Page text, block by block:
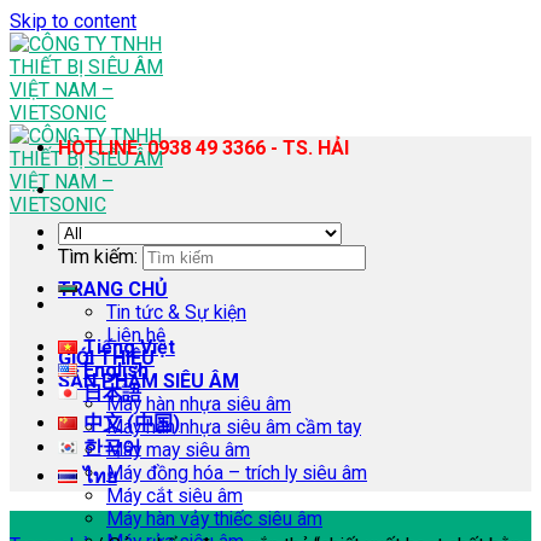
Skip to content
TRANG CHỦ
Tin tức & Sự kiện
Liên hệ
GIỚI THIỆU
SẢN PHẨM SIÊU ÂM
Máy hàn nhựa siêu âm
Máy hàn nhựa siêu âm cầm tay
Máy may siêu âm
Máy đồng hóa – trích ly siêu âm
Máy cắt siêu âm
Máy hàn vảy thiếc siêu âm
HOTLINE: 0938 49 3366 - TS. HẢI
Tìm kiếm:
Tiếng Việt
English
日本語
中文 (中国)
한국어
ไทย